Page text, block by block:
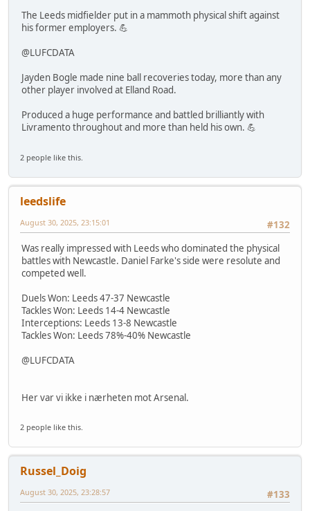
The Leeds midfielder put in a mammoth physical shift against
his former employers. 💪
@LUFCDATA
Jayden Bogle made nine ball recoveries today, more than any
other player involved at Elland Road.
Produced a huge performance and battled brilliantly with
Livramento throughout and more than held his own. 💪
2 people like this.
leedslife
#132
August 30, 2025, 23:15:01
Was really impressed with Leeds who dominated the physical
battles with Newcastle. Daniel Farke's side were resolute and
competed well.
Duels Won: Leeds 47-37 Newcastle
Tackles Won: Leeds 14-4 Newcastle
Interceptions: Leeds 13-8 Newcastle
Tackles Won: Leeds 78%-40% Newcastle
@LUFCDATA
Her var vi ikke i nærheten mot Arsenal.
2 people like this.
Russel_Doig
#133
August 30, 2025, 23:28:57